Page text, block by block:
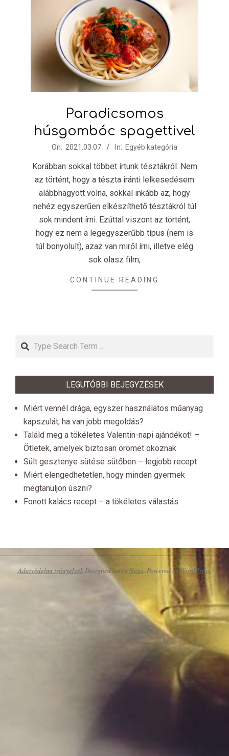
Paradicsomos
húsgombóc spagettivel
07
On: 2021.03.07. In: Egyéb kategória
Korábban sokkal többet írtunk tésztákról. Nem
az történt, hogy a tészta iránti lelkesedésem
alábbhagyott volna, sokkal inkább az, hogy
nehéz egyszerűen elkészíthető tésztákról túl
sok mindent írni. Ezúttal viszont az történt,
hogy ez nem a legegyszerűbb típus (nem is
túl bonyolult), azaz van miről írni, illetve elég
sok olasz film,
CONTINUE READING
Search
LEGUTÓBBI BEJEGYZÉSEK
Miért vennél drága, egyszer használatos műanyag
kapszulát, ha van jobb megoldás?
Találd meg a tökéletes Valentin-napi ajándékot! –
Ötletek, amelyek biztosan örömet okoznak
Sült gesztenye sütése sütőben – legjobb recept
Miért elengedhetetlen, hogy minden gyermek
megtanuljon úszni?
Fonott kalács recept – a tökéletes válastás
Adatvédelmi irányelvekDesigned using Neux. Powered byWordPress.